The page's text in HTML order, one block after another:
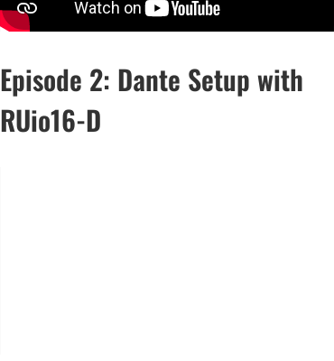
Episode 2: Dante Setup with
RUio16-D